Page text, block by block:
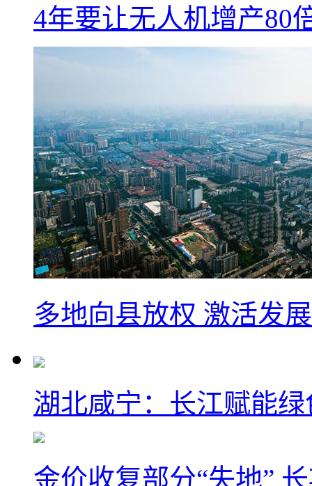
4年要让无人机增产80
多地向县放权 激活发
湖北咸宁：长江赋能
金价收复部分“失地”